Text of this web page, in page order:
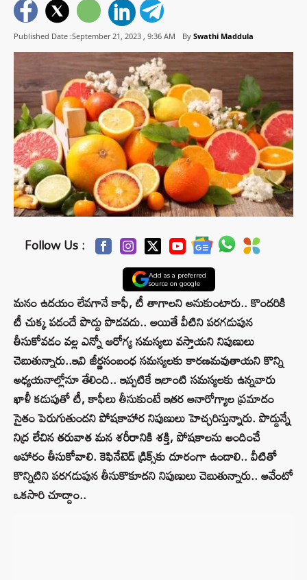
Published Date :September 21, 2023 , 9:36 AM By Swathi Maddula
Follow Us :
Add as a preferred
source on google
మనం ఉదయం లేవగానే కాఫీ, టీ తాగాలని అనుకుంటారు.. కొందరికి
టీ చుక్క పడందే పొద్దు పొడవదు.. అయితే వీటిని పరగడుపున
తీసుకోవడం వల్ల ఎన్నో ఆరోగ్య సమస్యలు వస్తాయని నిపుణులు
చెబుతున్నారు..ఇవి జీర్ణసంబంధ సమస్యలకు కారణమవుతాయని కొన్ని
అధ్యయనాల్లోనూ తేలింది.. ఇప్పటికే ఇలాంటి సమస్యలకు ఉన్నవారు
ఖాళీ కడుపుతో టీ, కాఫీలు తీసుకుంటే ఇతర అనారోగ్యాల ప్రమాదం
సైతం పెరుగుతుందని పోషకాహార నిపుణులు హెచ్చరిస్తున్నారు. పొద్దున్నే
నిద్ర లేచిన తరువాత మన శరీరానికి శక్తి, పోషకాలను అందించే
ఆహారం తీసుకోవాలి. కెఫినేటెడ్ డ్రిక్స్‌కు దూరంగా ఉండాలి.. వీటితో
కొన్నిటిని పరగడుపున తీసుకొకూదని నిపుణులు చెబుతున్నారు.. అవేంటో
ఒకసారి చూద్దాం..